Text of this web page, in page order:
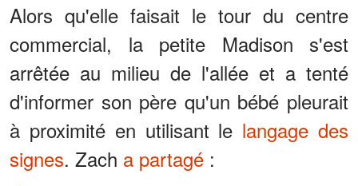
Alors qu'elle faisait le tour du centre
commercial, la petite Madison s'est
arrêtée au milieu de l'allée et a tenté
d'informer son père qu'un bébé pleurait
à proximité en utilisant le langage des
signes. Zach a partagé :